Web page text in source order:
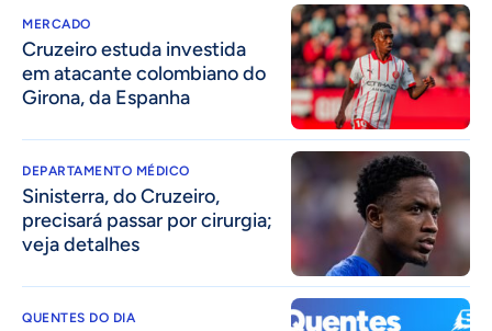
MERCADO
Cruzeiro estuda investida
em atacante colombiano do
Girona, da Espanha
DEPARTAMENTO MÉDICO
Sinisterra, do Cruzeiro,
precisará passar por cirurgia;
veja detalhes
QUENTES DO DIA